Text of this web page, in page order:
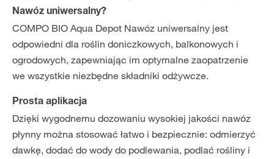
Nawóz uniwersalny?
COMPO BIO Aqua Depot Nawóz uniwersalny jest
odpowiedni dla roślin doniczkowych, balkonowych i
ogrodowych, zapewniając im optymalne zaopatrzenie
we wszystkie niezbędne składniki odżywcze.
Prosta aplikacja
Dzięki wygodnemu dozowaniu wysokiej jakości nawóz
płynny można stosować łatwo i bezpiecznie: odmierzyć
dawkę, dodać do wody do podlewania, podlać rośliny i